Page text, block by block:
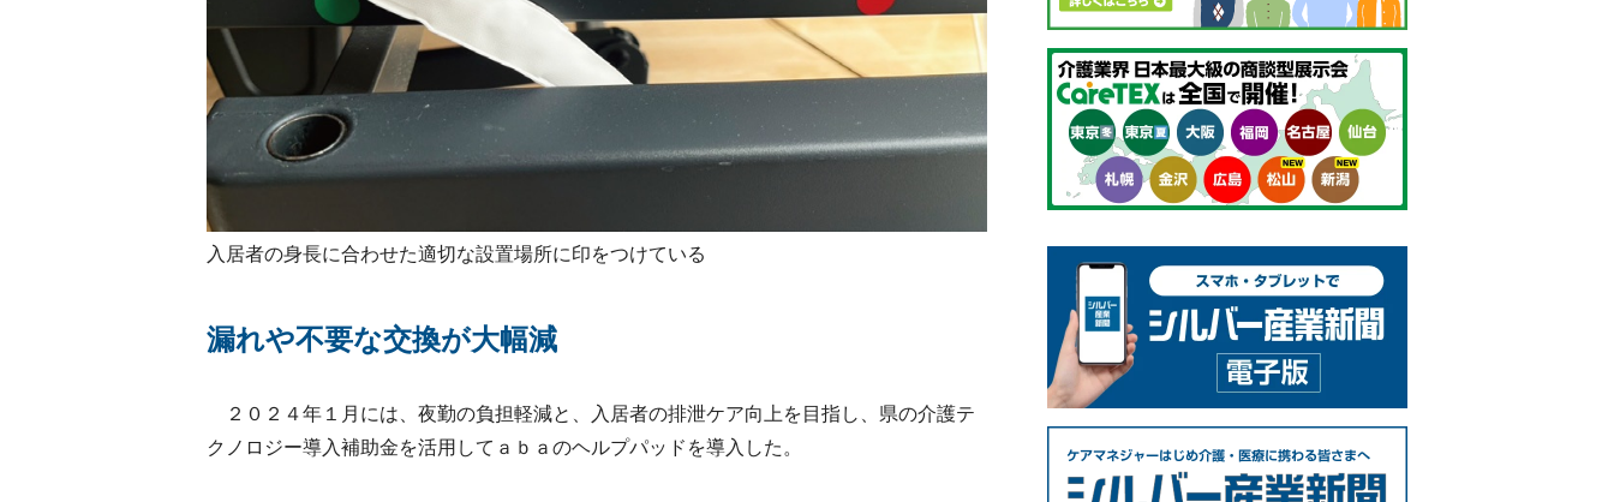
入居者の身長に合わせた適切な設置場所に印をつけている
漏れや不要な交換が大幅減
２０２４年１月には、夜勤の負担軽減と、入居者の排泄ケア向上を目指し、県の介護テ
クノロジー導入補助金を活用してａｂａのヘルプパッドを導入した。